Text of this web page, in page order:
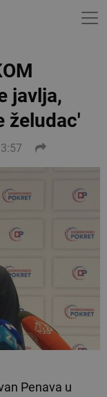
javlja,
želudac'
Penava u